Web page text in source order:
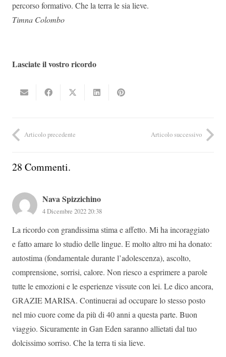
percorso formativo. Che la terra le sia lieve.
Timna Colombo
Lasciate il vostro ricordo
Articolo precedente Articolo successivo
28 Commenti.
Nava Spizzichino
4 Dicembre 2022 20:38
La ricordo con grandissima stima e affetto. Mi ha incoraggiato
e fatto amare lo studio delle lingue. E molto altro mi ha donato:
autostima (fondamentale durante l’adolescenza), ascolto,
comprensione, sorrisi, calore. Non riesco a esprimere a parole
tutte le emozioni e le esperienze vissute con lei. Le dico ancora,
GRAZIE MARISA. Continuerai ad occupare lo stesso posto
nel mio cuore come da più di 40 anni a questa parte. Buon
viaggio. Sicuramente in Gan Eden saranno allietati dal tuo
dolcissimo sorriso. Che la terra ti sia lieve.